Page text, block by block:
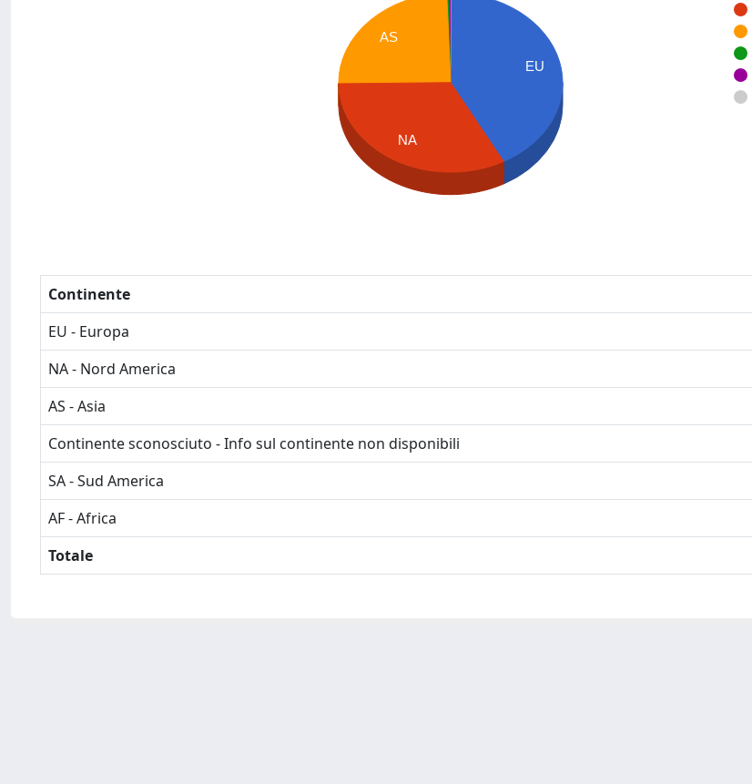
EU
AS
NA
Continente
EU - Europa
NA - Nord America
AS - Asia
Continente sconosciuto - Info sul continente non disponibili
SA - Sud America
AF - Africa
Totale